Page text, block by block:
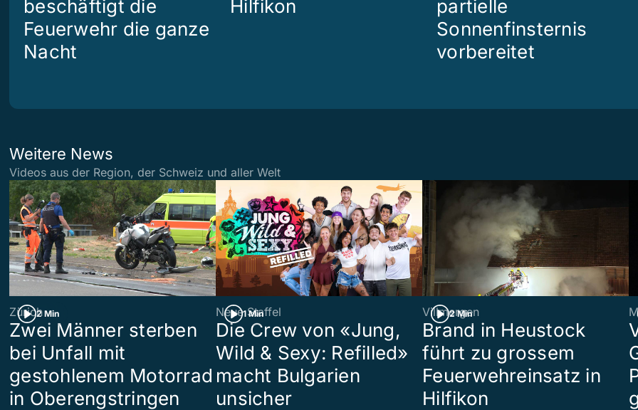
beschäftigt die
Feuerwehr die ganze
Nacht
Hilfikon
partielle
Sonnenfinsternis
vorbereitet
Weitere News
Videos aus der Region, der Schweiz und aller Welt
2 Min
Zürich
Zwei Männer sterben
bei Unfall mit
gestohlenem Motorrad
in Oberengstringen
1 Min
Neue Staffel
Die Crew von «Jung,
Wild & Sexy: Refilled»
macht Bulgarien
unsicher
2 Min
Villmergen
Brand in Heustock
führt zu grossem
Feuerwehreinsatz in
Hilfikon